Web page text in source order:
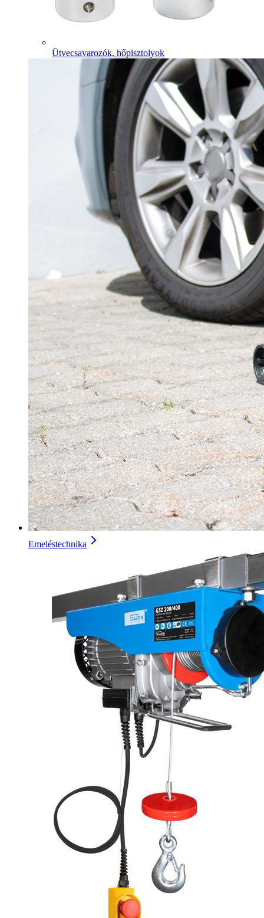
Ütvecsavarozók, hőpisztolyok
Emeléstechnika